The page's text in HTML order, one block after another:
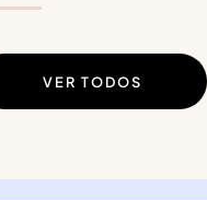
VER TODOS